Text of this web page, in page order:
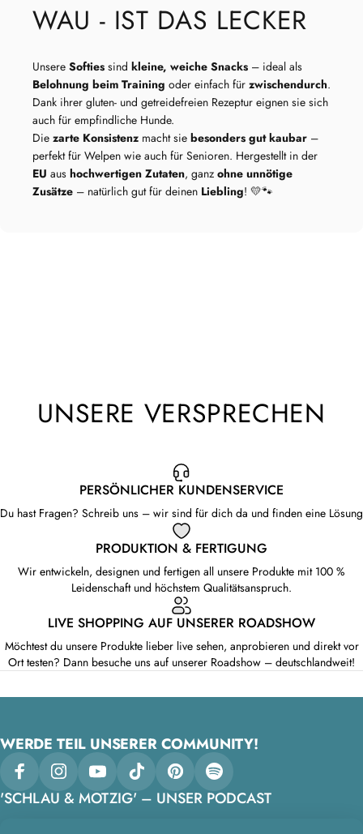
WAU - IST DAS LECKER
Unsere Softies sind kleine, weiche Snacks – ideal als
Belohnung beim Training oder einfach für zwischendurch.
Dank ihrer gluten- und getreidefreien Rezeptur eignen sie sich
auch für empfindliche Hunde.
Die zarte Konsistenz macht sie besonders gut kaubar –
perfekt für Welpen wie auch für Senioren. Hergestellt in der
EU aus hochwertigen Zutaten, ganz ohne unnötige
Zusätze – natürlich gut für deinen Liebling! 💛🐾
UNSERE VERSPRECHEN
PERSÖNLICHER KUNDENSERVICE
Du hast Fragen? Schreib uns – wir sind für dich da und finden eine Lösung
PRODUKTION & FERTIGUNG
Wir entwickeln, designen und fertigen all unsere Produkte mit 100 %
Leidenschaft und höchstem Qualitätsanspruch.
LIVE SHOPPING AUF UNSERER ROADSHOW
Möchtest du unsere Produkte lieber live sehen, anprobieren und direkt vor
Ort testen? Dann besuche uns auf unserer Roadshow – deutschlandweit!
WERDE TEIL UNSERER COMMUNITY!
FacebookInstagramYouTubeTikTok PinterestSpotify
'SCHLAU & MOTZIG' – UNSER PODCAST